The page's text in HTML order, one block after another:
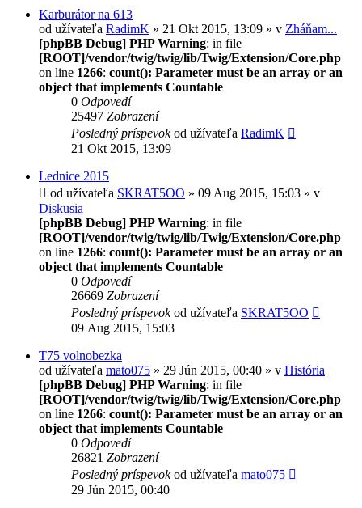
Karburátor na 613
od užívateľa RadimK » 21 Okt 2015, 13:09 » v Zháňam...
[phpBB Debug] PHP Warning: in file
[ROOT]/vendor/twig/twig/lib/Twig/Extension/Core.php
on line 1266: count(): Parameter must be an array or an
object that implements Countable
0 Odpovedí
25497 Zobrazení
Posledný príspevokod užívateľa RadimK
21 Okt 2015, 13:09
Lednice 2015
od užívateľa SKRAT5OO » 09 Aug 2015, 15:03 » v
Diskusia
[phpBB Debug] PHP Warning: in file
[ROOT]/vendor/twig/twig/lib/Twig/Extension/Core.php
on line 1266: count(): Parameter must be an array or an
object that implements Countable
0 Odpovedí
26669 Zobrazení
Posledný príspevokod užívateľa SKRAT5OO
09 Aug 2015, 15:03
T75 volnobezka
od užívateľa mato075 » 29 Jún 2015, 00:40 » v História
[phpBB Debug] PHP Warning: in file
[ROOT]/vendor/twig/twig/lib/Twig/Extension/Core.php
on line 1266: count(): Parameter must be an array or an
object that implements Countable
0 Odpovedí
26821 Zobrazení
Posledný príspevokod užívateľa mato075
29 Jún 2015, 00:40